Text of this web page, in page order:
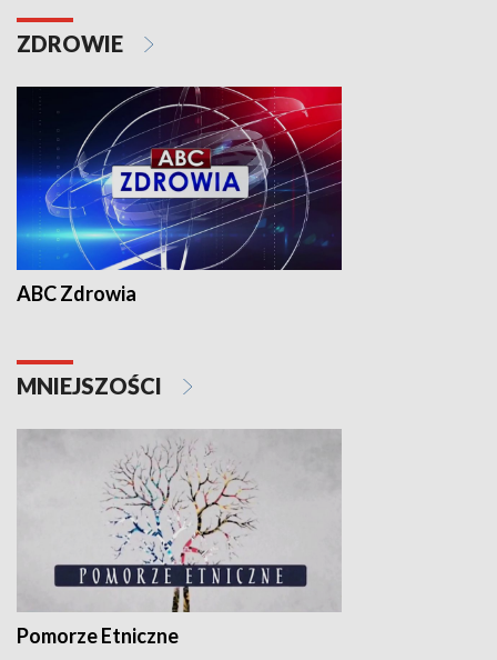
ZDROWIE
ABC Zdrowia
MNIEJSZOŚCI
Pomorze Etniczne